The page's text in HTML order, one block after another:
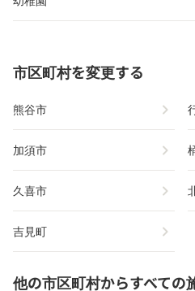
市区町村を変更する
熊谷市 chevron_right
加須市 chevron_right
久喜市 chevron_right
吉見町 chevron_right
他の市区町村からすべての